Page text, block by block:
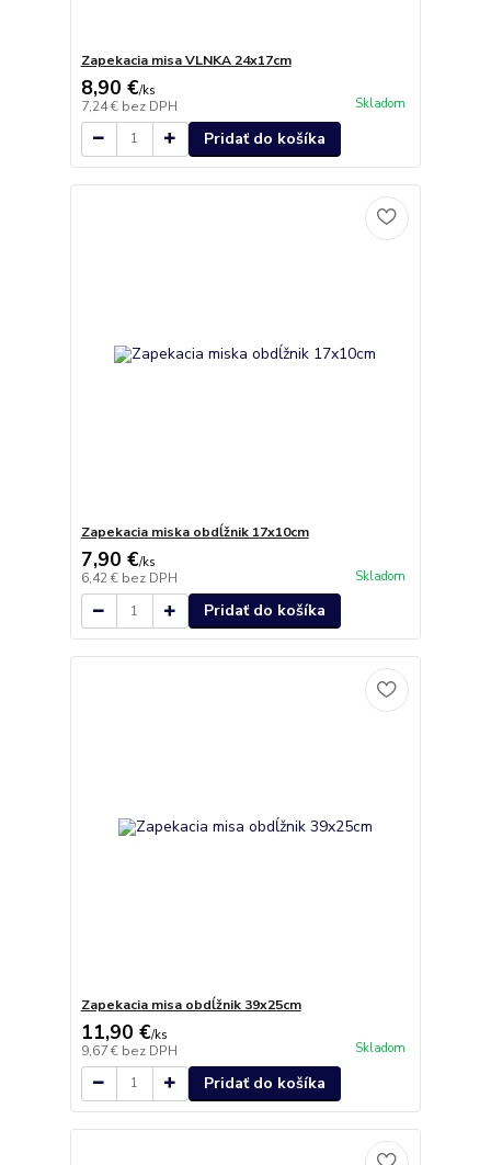
Zapekacia misa VLNKA 24x17cm
8,90 €/ks
7,24 € bez DPH Skladom
Pridať do košíka
Zapekacia miska obdĺžnik 17x10cm
7,90 €/ks
6,42 € bez DPH Skladom
Pridať do košíka
Zapekacia misa obdĺžnik 39x25cm
11,90 €/ks
9,67 € bez DPH Skladom
Pridať do košíka